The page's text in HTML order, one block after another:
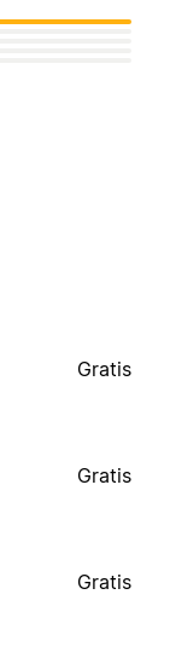
Gratis
Gratis
Gratis